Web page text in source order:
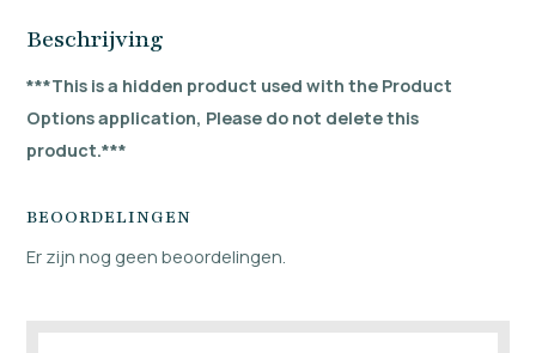
Beschrijving
***This is a hidden product used with the Product
Options application, Please do not delete this
product.***
BEOORDELINGEN
Er zijn nog geen beoordelingen.